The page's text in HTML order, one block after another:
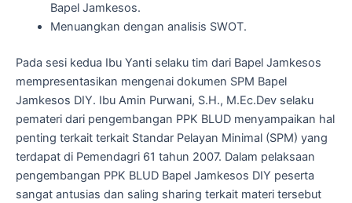
Bapel Jamkesos.
Menuangkan dengan analisis SWOT.
Pada sesi kedua Ibu Yanti selaku tim dari Bapel Jamkesos
mempresentasikan mengenai dokumen SPM Bapel
Jamkesos DIY. Ibu Amin Purwani, S.H., M.Ec.Dev selaku
pemateri dari pengembangan PPK BLUD menyampaikan hal
penting terkait terkait Standar Pelayan Minimal (SPM) yang
terdapat di Pemendagri 61 tahun 2007. Dalam pelaksaan
pengembangan PPK BLUD Bapel Jamkesos DIY peserta
sangat antusias dan saling sharing terkait materi tersebut